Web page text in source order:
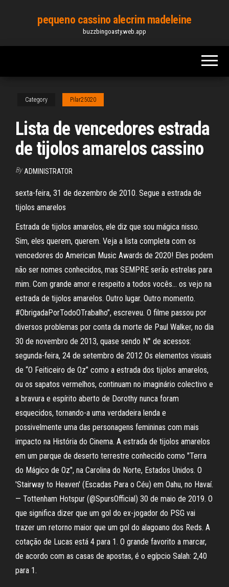
content
pequeno cassino alecrim madeleine
buzzbingoasty.web.app
Category Pilar25020
Lista de vencedores estrada
de tijolos amarelos cassino
By ADMINISTRATOR
sexta-feira, 31 de dezembro de 2010. Segue a estrada de
tijolos amarelos
Estrada de tijolos amarelos, ele diz que sou mágica nisso.
Sim, eles querem, querem. Veja a lista completa com os
vencedores do American Music Awards de 2020! Eles podem
não ser nomes conhecidos, mas SEMPRE serão estrelas para
mim. Com grande amor e respeito a todos vocês… os vejo na
estrada de tijolos amarelos. Outro lugar. Outro momento.
#ObrigadaPorTodoOTrabalho”, escreveu. O filme passou por
diversos problemas por conta da morte de Paul Walker, no dia
30 de novembro de 2013, quase sendo N° de acessos:
segunda-feira, 24 de setembro de 2012 Os elementos visuais
de “O Feiticeiro de Oz” como a estrada dos tijolos amarelos,
ou os sapatos vermelhos, continuam no imaginário colectivo e
a bravura e espírito aberto de Dorothy nunca foram
esquecidos, tornando-a uma verdadeira lenda e
possivelmente uma das personagens femininas com mais
impacto na História do Cinema. A estrada de tijolos amarelos
em um parque de deserto terrestre conhecido como "Terra
do Mágico de Oz", na Carolina do Norte, Estados Unidos. O
'Stairway to Heaven' (Escadas Para o Céu) em Oahu, no Havaí.
— Tottenham Hotspur (@SpursOfficial) 30 de maio de 2019. O
que significa dizer que um gol do ex-jogador do PSG vai
trazer um retorno maior que um gol do alagoano dos Reds. A
cotação de Lucas está 4 para 1. O grande favorito a marcar,
de acordo com as casas de apostas, é o egípcio Salah: 2,40
para 1.